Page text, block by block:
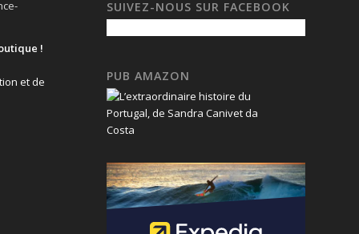
!
SUIVEZ-NOUS SUR FACEBOOK
PUB AMAZON